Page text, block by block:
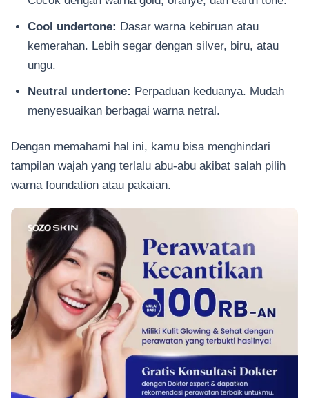
Cool undertone: Dasar warna kebiruan atau
kemerahan. Lebih segar dengan silver, biru, atau
ungu.
Neutral undertone: Perpaduan keduanya. Mudah
menyesuaikan berbagai warna netral.
Dengan memahami hal ini, kamu bisa menghindari
tampilan wajah yang terlalu abu-abu akibat salah pilih
warna foundation atau pakaian.